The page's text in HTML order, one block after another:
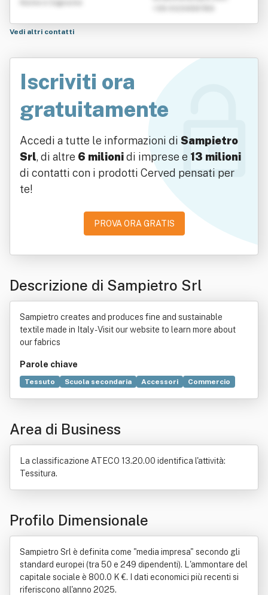
Nome e Cognome
Vedi altri contatti
Iscriviti ora
gratuitamente
Accedi a tutte le informazioni di Sampietro
Srl, di altre 6 milionidi imprese e 13 milioni
di contatti con i prodotti Cerved pensati per
te!
PROVA ORA GRATIS
Descrizione di Sampietro Srl
Sampietro creates and produces fine and sustainable
textile made in Italy - Visit our website to learn more about
our fabrics
Parole chiave
Tessuto Scuola secondaria Accessori
Commercio
Progettazione
Analisi dei requisiti
Ricerca scientifica
Area di Business
La classificazione ATECO 13.20.00 identifica l'attività:
Tessitura.
Profilo Dimensionale
Sampietro Srl è definita come "media impresa" secondo gli
standard europei (tra 50 e 249 dipendenti). L'ammontare del
capitale sociale è 800.0 K €. I dati economici più recenti si
riferiscono all'anno 2025.